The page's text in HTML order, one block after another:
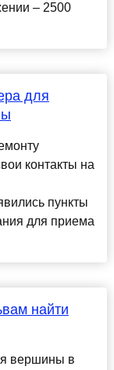
– 2500
для
контакты на
пункты
для приема
найти
вершины в